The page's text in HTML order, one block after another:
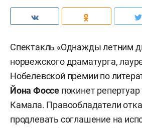
Спектакль «Однажды летним
норвежского драматурга,
Нобелевской премии по
Йона Фоссе покинет
Камала. Правообладатели
продлевать соглашение на